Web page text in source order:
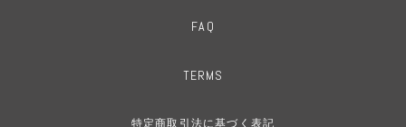
FAQ
TERMS
特定商取引法に基づく表記